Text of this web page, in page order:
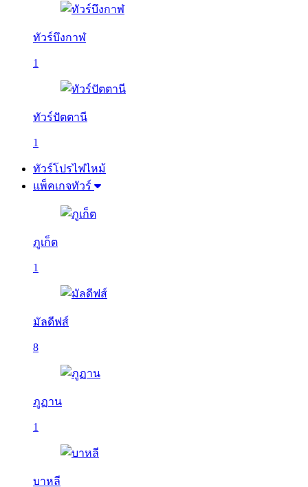
ทัวร์บึงกาฬ
1
ทัวร์ปัตตานี
1
ทัวร์โปรไฟไหม้
แพ็คเกจทัวร์
ภูเก็ต
1
มัลดีฟส์
8
ภูฏาน
1
บาหลี